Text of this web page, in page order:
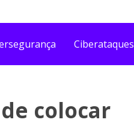
Ciberataques
colocar